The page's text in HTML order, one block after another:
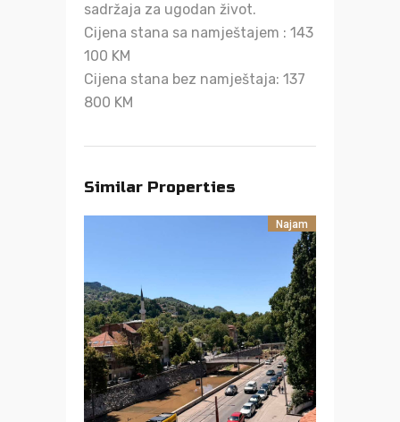
sadržaja za ugodan život.
Cijena stana sa namještajem : 143
100 KM
Cijena stana bez namještaja: 137
800 KM
Similar Properties
Najam